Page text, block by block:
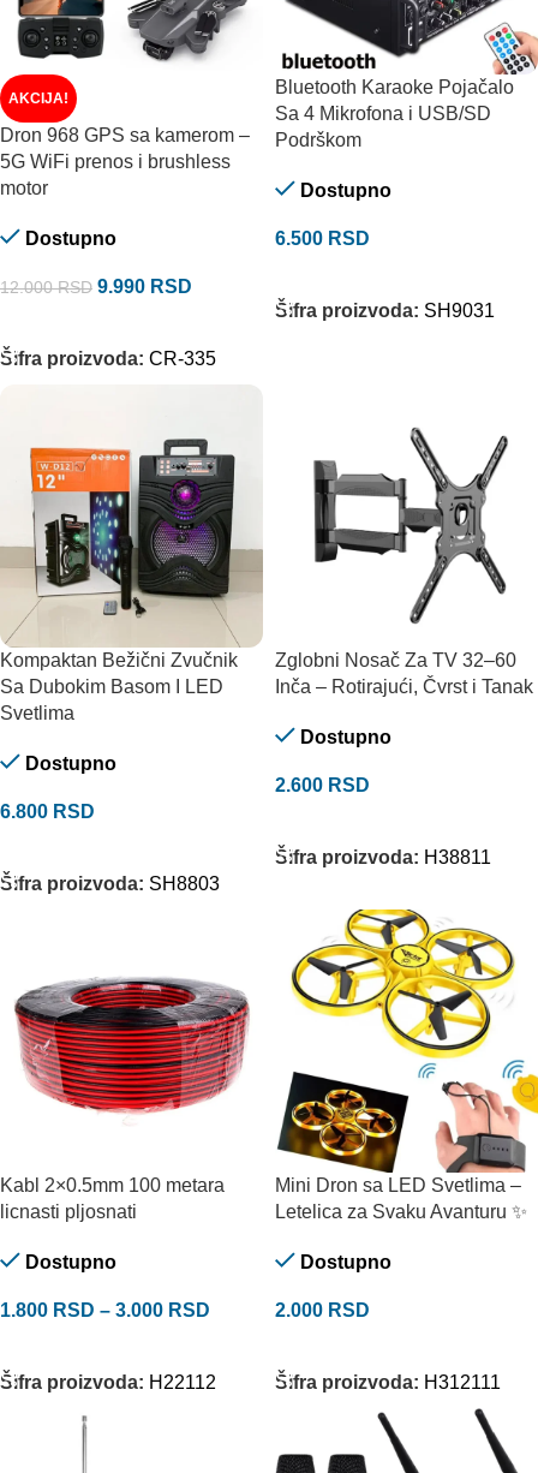
AKCIJA!
Dron 968 GPS sa kamerom –
5G WiFi prenos i brushless
motor
Dostupno
12.000RSD 9.990 RSD
Šifra proizvoda: CR-335
Bluetooth Karaoke Pojačalo
Sa 4 Mikrofona i USB/SD
Podrškom
Dostupno
6.500 RSD
Šifra proizvoda: SH9031
Kompaktan Bežični Zvučnik
Sa Dubokim Basom I LED
Svetlima
Dostupno
6.800 RSD
Šifra proizvoda: SH8803
Zglobni Nosač Za TV 32–60
Inča – Rotirajući, Čvrst i Tanak
Dostupno
2.600 RSD
Šifra proizvoda: H38811
Kabl 2×0.5mm 100 metara
licnasti pljosnati
Dostupno
1.800 RSD – 3.000 RSD
Šifra proizvoda: H22112
Mini Dron sa LED Svetlima –
Letelica za Svaku Avanturu ✨
Dostupno
2.000 RSD
Šifra proizvoda: H312111